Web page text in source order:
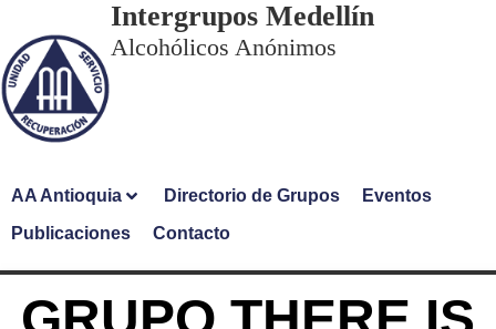
Intergrupos Medellín
Alcohólicos Anónimos
AA Antioquia Directorio de Grupos
Eventos
Publicaciones
Contacto